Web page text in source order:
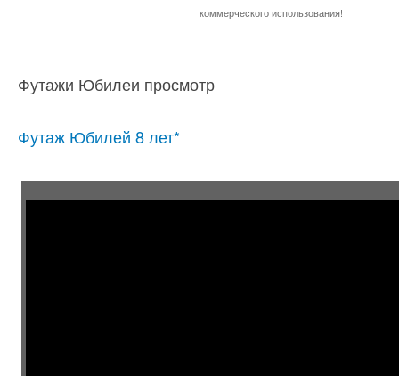
коммерческого использования!
Футажи Юбилеи просмотр
Футаж Юбилей 8 лет*